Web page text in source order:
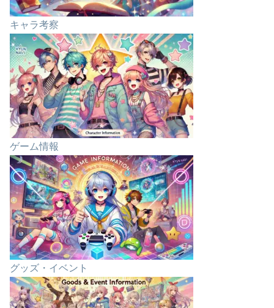
キャラ考察
ゲーム情報
グッズ・イベント